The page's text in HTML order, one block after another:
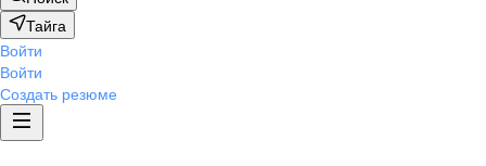
Тайга
Войти
Войти
Создать резюме